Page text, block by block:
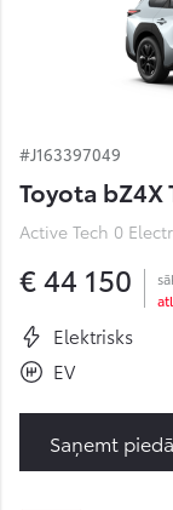
#J163397049
Toyota bZ4X
Active Tech 0
€ 44 150
Elektrisks
EV
Saņemt